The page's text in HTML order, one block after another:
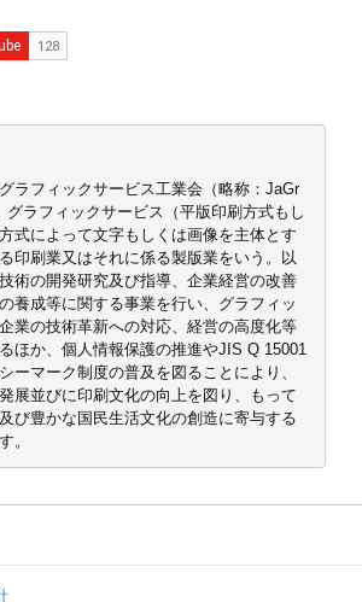
ラフィックサービス工業会（略称：JaGr
グラフィックサービス（平版印刷方式もし
式によって文字もしくは画像を主体とす
印刷業又はそれに係る製版業をいう。以
術の開発研究及び指導、企業経営の改善
養成等に関する事業を行い、グラフィッ
業の技術革新への対応、経営の高度化等
ほか、個人情報保護の推進やJIS Q 15001
ーマーク制度の普及を図ることにより、
展並びに印刷文化の向上を図り、もって
び豊かな国民生活文化の創造に寄与する
。